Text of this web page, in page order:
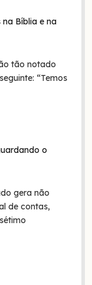
na Bíblia e na
tão notado
“Temos
o
gera não
de contas,